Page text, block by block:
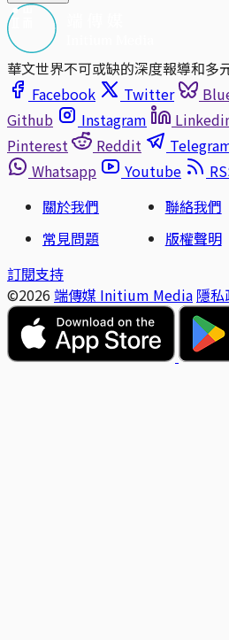
華文世界不可或缺的深度報導和多
Facebook
Twitter
Github
Instagram
Pinterest
Reddit
Whatsapp
Youtube
關於我們
聯絡我們
常見問題
版權聲明
訂閱支持
©2026 端傳媒 Initium Media 隱私